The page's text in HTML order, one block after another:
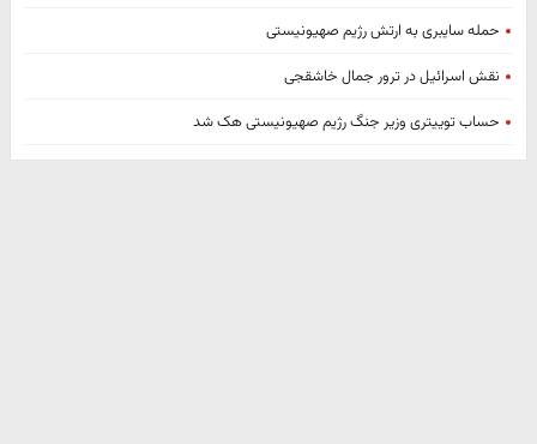
حمله سایبری به ارتش رژیم صهیونیستی
نقش اسرائیل در ترور جمال خاشقجی
حساب توییتری وزیر جنگ رژیم صهیونیستی هک شد